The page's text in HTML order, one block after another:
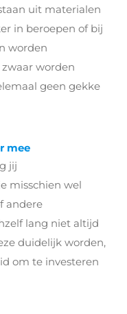
uit materialen
in beroepen of bij
worden
worden
geen gekke
mee
jij
misschien wel
andere
lang niet altijd
duidelijk worden,
om te investeren